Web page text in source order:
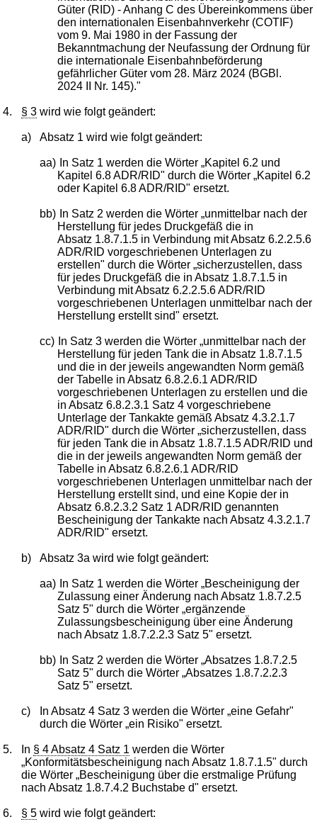
Güter (RID) - Anhang C des Übereinkommens über
den internationalen Eisenbahnverkehr (COTIF)
vom 9. Mai 1980 in der Fassung der
Bekanntmachung der Neufassung der Ordnung für
die internationale Eisenbahnbeförderung
gefährlicher Güter vom 28. März 2024 (BGBl.
2024 II Nr. 145)."
4. § 3 wird wie folgt geändert:
a) Absatz 1 wird wie folgt geändert:
aa)
In Satz 1 werden die Wörter „Kapitel 6.2 und
Kapitel 6.8 ADR/RID" durch die Wörter „Kapitel 6.2
oder Kapitel 6.8 ADR/RID" ersetzt.
bb)
In Satz 2 werden die Wörter „unmittelbar nach der
Herstellung für jedes Druckgefäß die in
Absatz 1.8.7.1.5 in Verbindung mit Absatz 6.2.2.5.6
ADR/RID vorgeschriebenen Unterlagen zu
erstellen" durch die Wörter „sicherzustellen, dass
für jedes Druckgefäß die in Absatz 1.8.7.1.5 in
Verbindung mit Absatz 6.2.2.5.6 ADR/RID
vorgeschriebenen Unterlagen unmittelbar nach der
Herstellung erstellt sind" ersetzt.
cc)
In Satz 3 werden die Wörter „unmittelbar nach der
Herstellung für jeden Tank die in Absatz 1.8.7.1.5
und die in der jeweils angewandten Norm gemäß
der Tabelle in Absatz 6.8.2.6.1 ADR/RID
vorgeschriebenen Unterlagen zu erstellen und die
in Absatz 6.8.2.3.1 Satz 4 vorgeschriebene
Unterlage der Tankakte gemäß Absatz 4.3.2.1.7
ADR/RID" durch die Wörter „sicherzustellen, dass
für jeden Tank die in Absatz 1.8.7.1.5 ADR/RID und
die in der jeweils angewandten Norm gemäß der
Tabelle in Absatz 6.8.2.6.1 ADR/RID
vorgeschriebenen Unterlagen unmittelbar nach der
Herstellung erstellt sind, und eine Kopie der in
Absatz 6.8.2.3.2 Satz 1 ADR/RID genannten
Bescheinigung der Tankakte nach Absatz 4.3.2.1.7
ADR/RID" ersetzt.
b) Absatz 3a wird wie folgt geändert:
aa)
In Satz 1 werden die Wörter „Bescheinigung der
Zulassung einer Änderung nach Absatz 1.8.7.2.5
Satz 5" durch die Wörter „ergänzende
Zulassungsbescheinigung über eine Änderung
nach Absatz 1.8.7.2.2.3 Satz 5" ersetzt.
bb)
In Satz 2 werden die Wörter „Absatzes 1.8.7.2.5
Satz 5" durch die Wörter „Absatzes 1.8.7.2.2.3
Satz 5" ersetzt.
c)
In Absatz 4 Satz 3 werden die Wörter „eine Gefahr"
durch die Wörter „ein Risiko" ersetzt.
5. In § 4 Absatz 4 Satz 1 werden die Wörter
„Konformitätsbescheinigung nach Absatz 1.8.7.1.5" durch
die Wörter „Bescheinigung über die erstmalige Prüfung
nach Absatz 1.8.7.4.2 Buchstabe d" ersetzt.
6. § 5 wird wie folgt geändert: